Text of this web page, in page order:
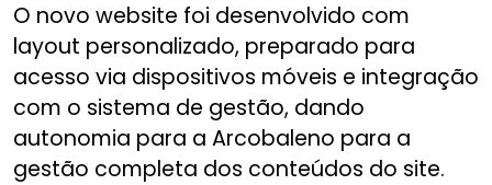
O novo website foi desenvolvido com
layout personalizado, preparado para
acesso via dispositivos móveis e integração
com o sistema de gestão, dando
autonomia para a Arcobaleno para a
gestão completa dos conteúdos do site.